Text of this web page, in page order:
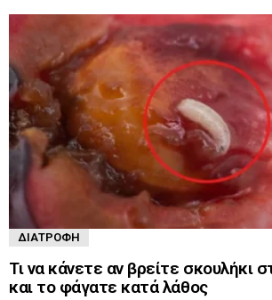
ΔΙΑΤΡΟΦΉ
Τι να κάνετε αν βρείτε σκουλήκι
και το φάγατε κατά λάθος